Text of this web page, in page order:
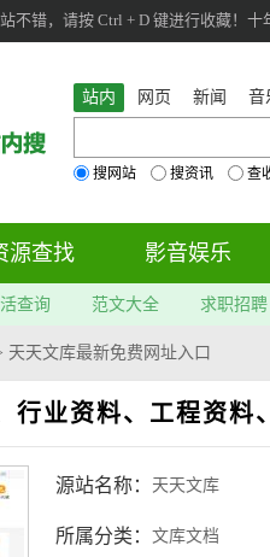
不错，请按 Ctrl + D 键进行收藏！十
站内 网页 新闻 音
搜网站 搜资讯 查
源查找 影音娱乐
查询 范文大全 求职招聘
天天文库最新免费网址入口
行业资料、工程资料
源站名称： 天天文库
所属分类： 文库文档